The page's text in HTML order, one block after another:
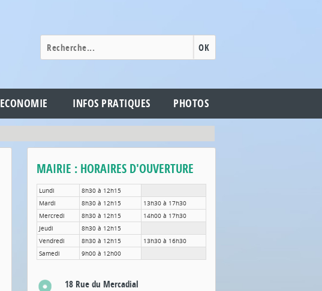
OK
ECONOMIE INFOS PRATIQUES PHOTOS
MAIRIE : HORAIRES D'OUVERTURE
Lundi
8h30 à 12h15
Mardi
8h30 à 12h15
13h30 à 17h30
Mercredi
8h30 à 12h15
14h00 à 17h30
Jeudi
8h30 à 12h15
Vendredi
8h30 à 12h15
13h30 à 16h30
Samedi
9h00 à 12h00
18 Rue du Mercadial